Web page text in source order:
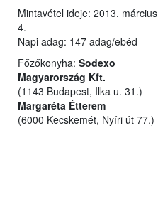
Mintavétel ideje: 2013. március
4.
Napi adag: 147 adag/ebéd
Főzőkonyha: Sodexo
Magyarország Kft.
(1143 Budapest, Ilka u. 31.)
Margaréta Étterem
(6000 Kecskemét, Nyíri út 77.)